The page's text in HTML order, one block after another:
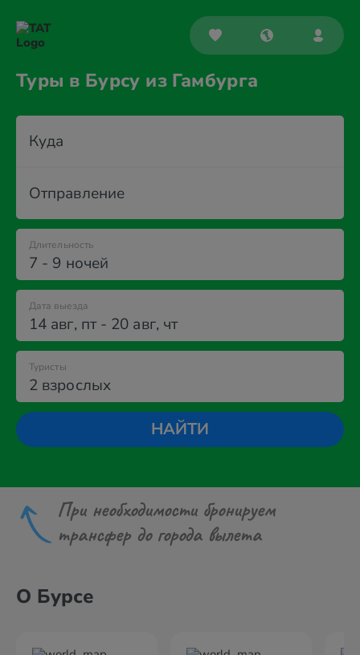
Туры в Бурсу из Гамбурга
Куда
Отправление
7 - 9 ночей
Длительность
Дата выезда
14 авг, пт- 20 авг, чт
2 взрослых
Туристы
НАЙТИ
При необходимости бронируем
трансфер до города вылета
О Бурсе